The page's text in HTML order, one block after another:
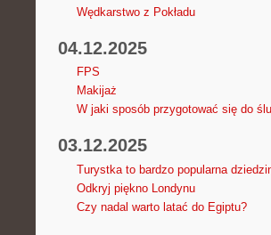
Wędkarstwo z Pokładu
04.12.2025
FPS
Makijaż
W jaki sposób przygotować się do
03.12.2025
Turystka to bardzo popularna
Odkryj piękno Londynu
Czy nadal warto latać do Egiptu?